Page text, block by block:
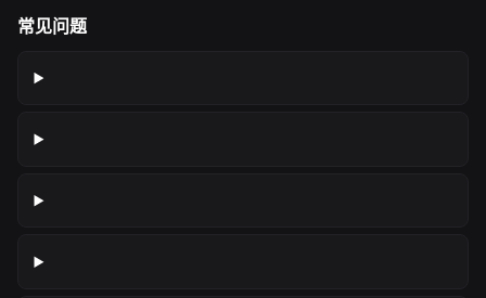
常见问题